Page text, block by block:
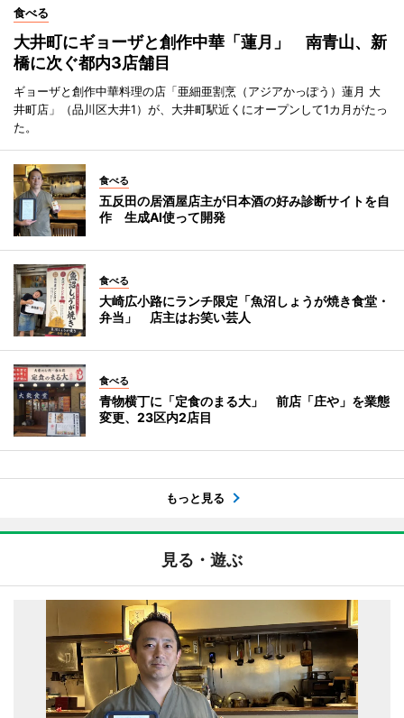
食べる
大井町にギョーザと創作中華「蓮月」 南青山、新
橋に次ぐ都内3店舗目
ギョーザと創作中華料理の店「亜細亜割烹（アジアかっぽう）蓮月 大
井町店」（品川区大井1）が、大井町駅近くにオープンして1カ月がたっ
た。
食べる
五反田の居酒屋店主が日本酒の好み診断サイトを自
作 生成AI使って開発
食べる
大崎広小路にランチ限定「魚沼しょうが焼き食堂・
弁当」 店主はお笑い芸人
食べる
青物横丁に「定食のまる大」 前店「庄や」を業態
変更、23区内2店目
もっと見る
見る・遊ぶ